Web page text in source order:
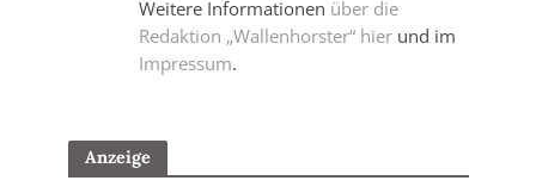
Weitere Informationen über die
Redaktion „Wallenhorster“ hierund im
Impressum.
Anzeige